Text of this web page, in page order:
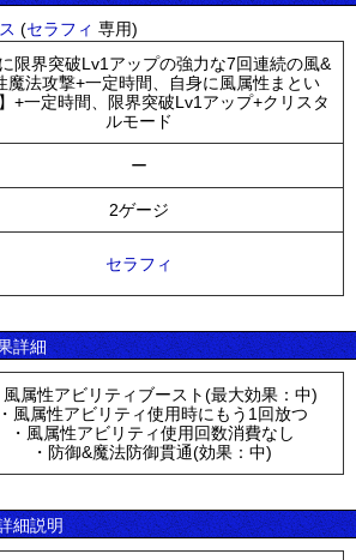
(セラフィ 専用)
限界突破Lv1アップの強力な7回連続の風&
魔法攻撃+一定時間、自身に風属性まとい
】+一定時間、限界突破Lv1アップ+クリスタ
ルモード
ー
2ゲージ
セラフィ
詳細
風属性アビリティブースト(最大効果：中)
・風属性アビリティ使用時にもう1回放つ
・風属性アビリティ使用回数消費なし
・防御&魔法防御貫通(効果：中)
細説明